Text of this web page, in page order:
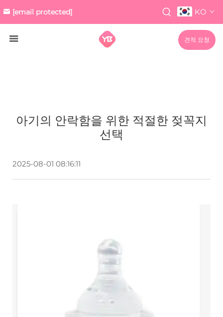
[email protected] KO
견적 요청
아기의 안락함을 위한 적절한 젖꼭지
선택
2025-08-01 08:16:11